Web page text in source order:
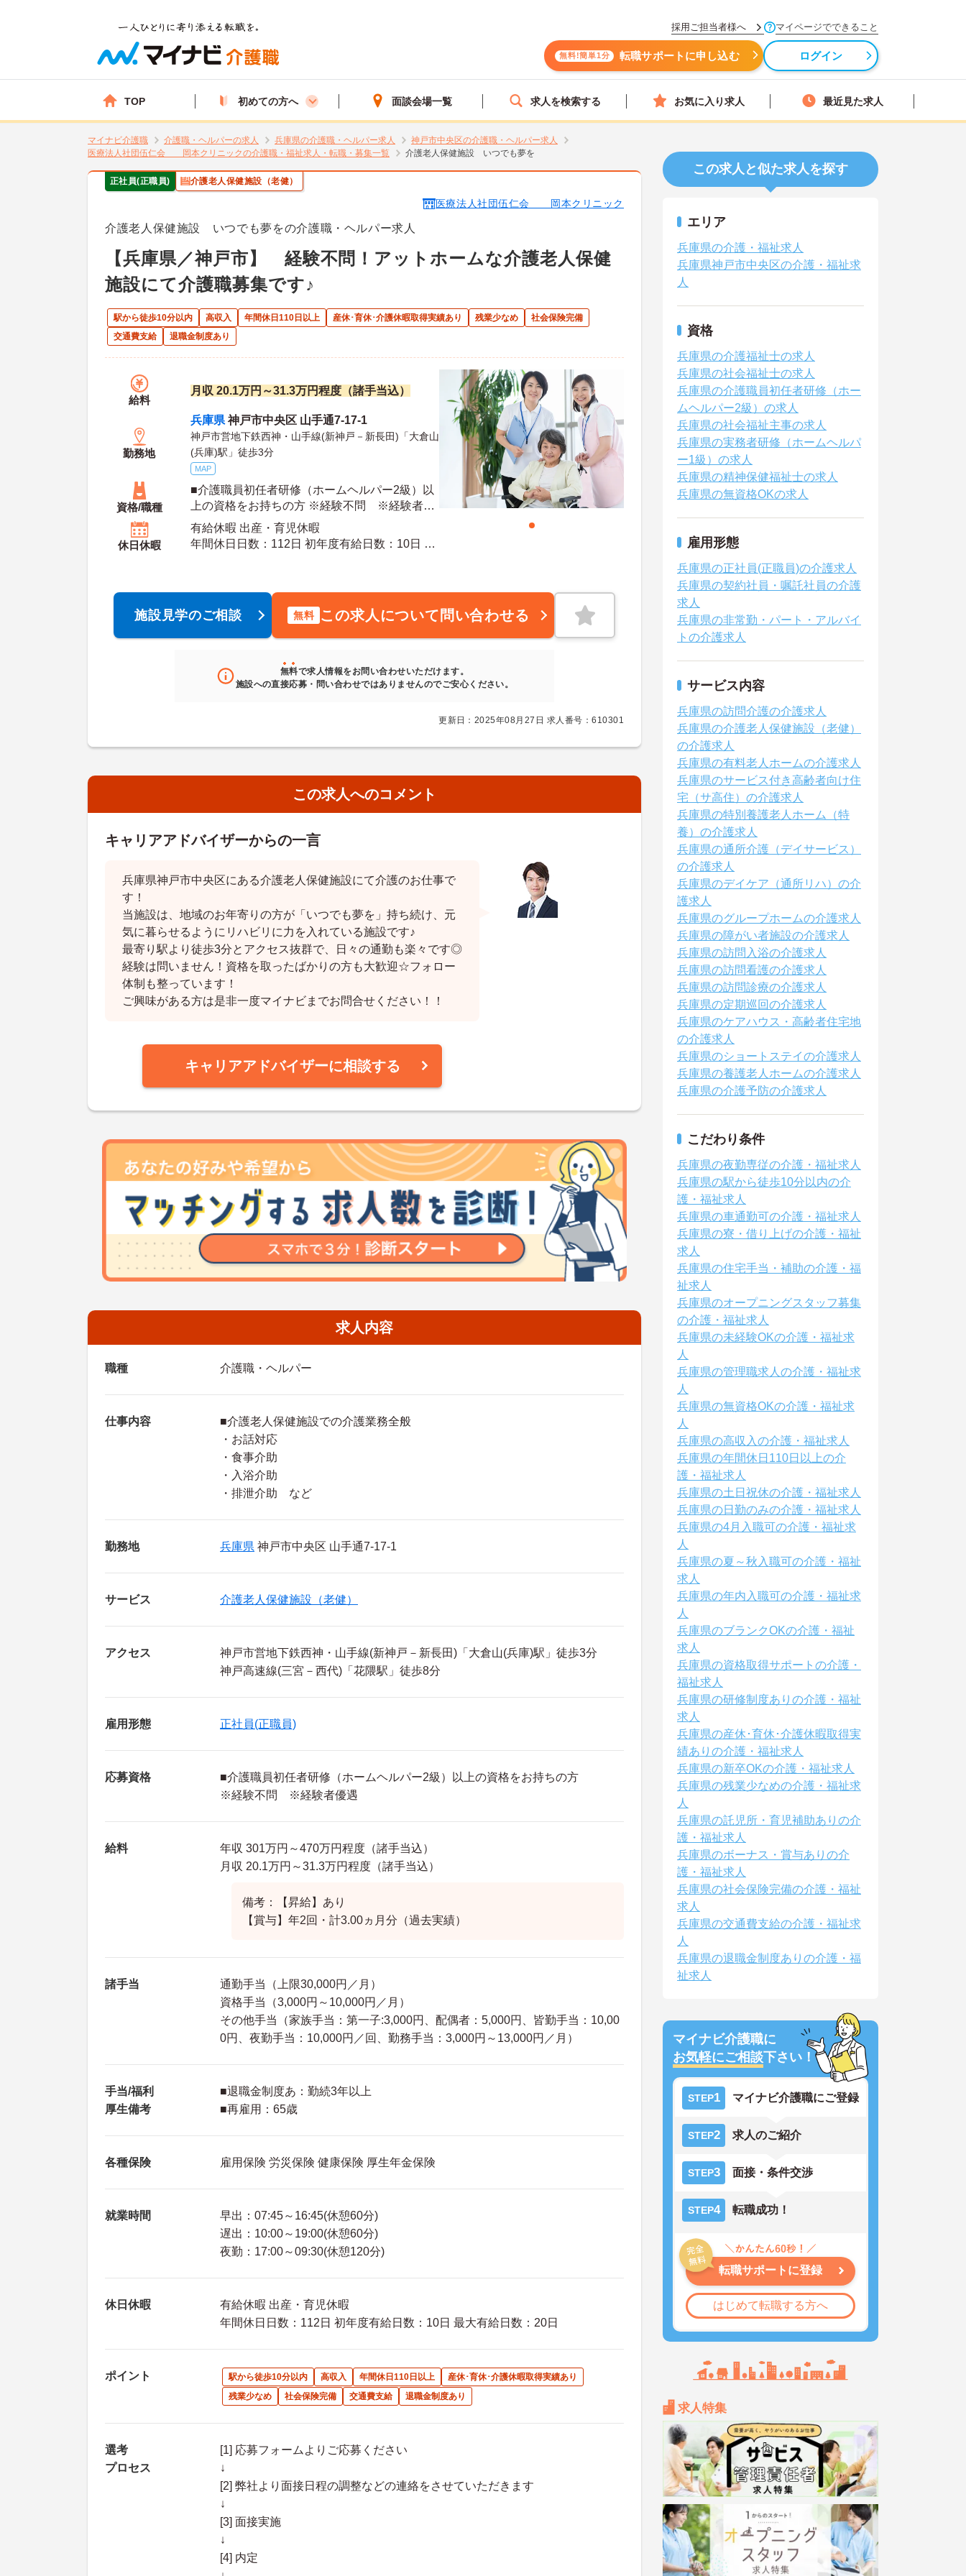
採用ご担当者様へ マイページでできること
無料!簡単1分 転職サポートに申し込む ログイン
TOP 初めての方へ 面談会場一覧 求人を検索する お気に入り求人 最近見た求人
マイナビ介護職 介護職・ヘルパーの求人 兵庫県の介護職・ヘルパー求人
神戸市中央区の介護職・ヘルパー求人
医療法人社団伍仁会 岡本クリニックの介護職・福祉求人・転職・募集一覧
介護老人保健施設 いつでも夢を
正社員(正職員) 介護老人保健施設（老健）
医療法人社団伍仁会 岡本クリニック
介護老人保健施設 いつでも夢をの介護職・ヘルパー求人
【兵庫県／神戸市】 経験不問！アットホームな介護老人保健
施設にて介護職募集です♪
駅から徒歩10分以内 高収入 年間休日110日以上 産休･育休･介護休暇取得実績あり 残業少なめ
社会保険完備
交通費支給
退職金制度あり
給料
月収 20.1万円～31.3万円程度（諸手当込）
勤務地
兵庫県 神戸市中央区 山手通7-17-1
神戸市営地下鉄西神・山手線(新神戸－新長田)「大倉山
(兵庫)駅」徒歩3分
MAP
資格/職種
■介護職員初任者研修（ホームヘルパー2級）以
上の資格をお持ちの方 ※経験不問 ※経験者優
遇
休日休暇
有給休暇 出産・育児休暇
年間休日日数：112日 初年度有給日数：10日 最
施設見学のご相談 無料 この求人について問い合わせる
無料で求人情報をお問い合わせいただけます。
施設への直接応募・問い合わせではありませんのでご安心ください。
更新日：2025年08月27日 求人番号：610301
この求人へのコメント
キャリアアドバイザーからの一言
兵庫県神戸市中央区にある介護老人保健施設にて介護のお仕事で
す！
当施設は、地域のお年寄りの方が「いつでも夢を」持ち続け、元
気に暮らせるようにリハビリに力を入れている施設です♪
最寄り駅より徒歩3分とアクセス抜群で、日々の通勤も楽々です◎
経験は問いません！資格を取ったばかりの方も大歓迎☆フォロー
体制も整っています！
ご興味がある方は是非一度マイナビまでお問合せください！！
キャリアアドバイザーに相談する
求人内容
職種 介護職・ヘルパー
仕事内容
■介護老人保健施設での介護業務全般
・お話対応
・食事介助
・入浴介助
・排泄介助 など
勤務地 兵庫県 神戸市中央区 山手通7-17-1
サービス 介護老人保健施設（老健）
アクセス
神戸市営地下鉄西神・山手線(新神戸－新長田)「大倉山(兵庫)駅」徒歩3分
神戸高速線(三宮－西代)「花隈駅」徒歩8分
雇用形態 正社員(正職員)
応募資格
■介護職員初任者研修（ホームヘルパー2級）以上の資格をお持ちの方
※経験不問 ※経験者優遇
給料
年収 301万円～470万円程度（諸手当込）
月収 20.1万円～31.3万円程度（諸手当込）
備考：【昇給】あり
【賞与】年2回・計3.00ヵ月分（過去実績）
諸手当
通勤手当（上限30,000円／月）
資格手当（3,000円～10,000円／月）
その他手当（家族手当：第一子:3,000円、配偶者：5,000円、皆勤手当：10,00
0円、夜勤手当：10,000円／回、勤務手当：3,000円～13,000円／月）
手当/福利
厚生備考
■退職金制度あ：勤続3年以上
■再雇用：65歳
各種保険 雇用保険 労災保険 健康保険 厚生年金保険
就業時間
早出：07:45～16:45(休憩60分)
遅出：10:00～19:00(休憩60分)
夜勤：17:00～09:30(休憩120分)
休日休暇
有給休暇 出産・育児休暇
年間休日日数：112日 初年度有給日数：10日 最大有給日数：20日
ポイント 駅から徒歩10分以内 高収入 年間休日110日以上
産休･育休･介護休暇取得実績あり
残業少なめ
社会保険完備 交通費支給 退職金制度あり
選考
プロセス
[1] 応募フォームよりご応募ください
↓
[2] 弊社より面接日程の調整などの連絡をさせていただきます
↓
[3] 面接実施
↓
[4] 内定
この求人と似た求人を探す
エリア
兵庫県の介護・福祉求人
兵庫県神戸市中央区の介護・福祉求
人
資格
兵庫県の介護福祉士の求人
兵庫県の社会福祉士の求人
兵庫県の介護職員初任者研修（ホー
ムヘルパー2級）の求人
兵庫県の社会福祉主事の求人
兵庫県の実務者研修（ホームヘルパ
ー1級）の求人
兵庫県の精神保健福祉士の求人
兵庫県の無資格OKの求人
雇用形態
兵庫県の正社員(正職員)の介護求人
兵庫県の契約社員・嘱託社員の介護
求人
兵庫県の非常勤・パート・アルバイ
トの介護求人
サービス内容
兵庫県の訪問介護の介護求人
兵庫県の介護老人保健施設（老健）
の介護求人
兵庫県の有料老人ホームの介護求人
兵庫県のサービス付き高齢者向け住
宅（サ高住）の介護求人
兵庫県の特別養護老人ホーム（特
養）の介護求人
兵庫県の通所介護（デイサービス）
の介護求人
兵庫県のデイケア（通所リハ）の介
護求人
兵庫県のグループホームの介護求人
兵庫県の障がい者施設の介護求人
兵庫県の訪問入浴の介護求人
兵庫県の訪問看護の介護求人
兵庫県の訪問診療の介護求人
兵庫県の定期巡回の介護求人
兵庫県のケアハウス・高齢者住宅地
の介護求人
兵庫県のショートステイの介護求人
兵庫県の養護老人ホームの介護求人
兵庫県の介護予防の介護求人
こだわり条件
兵庫県の夜勤専従の介護・福祉求人
兵庫県の駅から徒歩10分以内の介
護・福祉求人
兵庫県の車通勤可の介護・福祉求人
兵庫県の寮・借り上げの介護・福祉
求人
兵庫県の住宅手当・補助の介護・福
祉求人
兵庫県のオープニングスタッフ募集
の介護・福祉求人
兵庫県の未経験OKの介護・福祉求
人
兵庫県の管理職求人の介護・福祉求
人
兵庫県の無資格OKの介護・福祉求
人
兵庫県の高収入の介護・福祉求人
兵庫県の年間休日110日以上の介
護・福祉求人
兵庫県の土日祝休の介護・福祉求人
兵庫県の日勤のみの介護・福祉求人
兵庫県の4月入職可の介護・福祉求
人
兵庫県の夏～秋入職可の介護・福祉
求人
兵庫県の年内入職可の介護・福祉求
人
兵庫県のブランクOKの介護・福祉
求人
兵庫県の資格取得サポートの介護・
福祉求人
兵庫県の研修制度ありの介護・福祉
求人
兵庫県の産休･育休･介護休暇取得実
績ありの介護・福祉求人
兵庫県の新卒OKの介護・福祉求人
兵庫県の残業少なめの介護・福祉求
人
兵庫県の託児所・育児補助ありの介
護・福祉求人
兵庫県のボーナス・賞与ありの介
護・福祉求人
兵庫県の社会保険完備の介護・福祉
求人
兵庫県の交通費支給の介護・福祉求
人
兵庫県の退職金制度ありの介護・福
祉求人
マイナビ介護職に
お気軽にご相談下さい！
STEP1 マイナビ介護職にご登録
STEP2 求人のご紹介
STEP3 面接・条件交渉
STEP4 転職成功！
転職サポートに登録
はじめて転職する方へ
求人特集